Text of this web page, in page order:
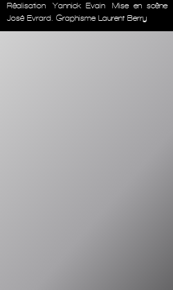
Réalisation
Yannick Evain Mise en scène
José Evrard. Graphisme Laurent Berry